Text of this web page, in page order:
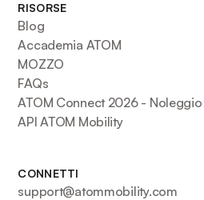
RISORSE
Blog
Accademia ATOM
MOZZO
FAQs
ATOM Connect 2026 -
API ATOM Mobility
CONNETTI
support@atommobility.com